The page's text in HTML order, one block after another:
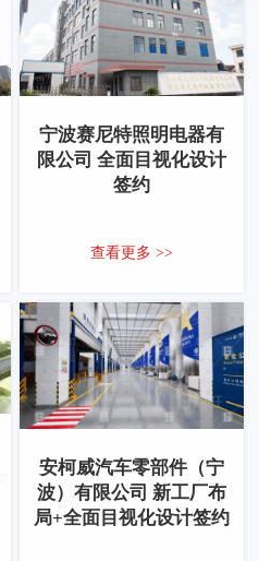
宁波赛尼特照明电器有
限公司 全面目视化设计
签约
查看更多 >>
安柯威汽车零部件（宁
波）有限公司 新工厂布
局+全面目视化设计签约